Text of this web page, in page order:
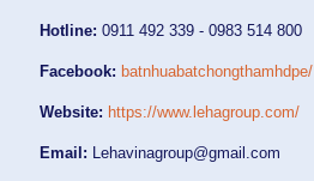
Hotline: 0911 492 339 - 0983 514 800
Facebook: batnhuabatchongthamhdpe/
Website: https://www.lehagroup.com/
Email: Lehavinagroup@gmail.com